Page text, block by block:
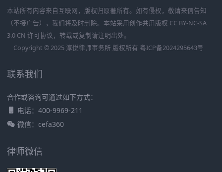
本站所有内容来自互联网，版权归原著所有。如有侵权，敬请来信告知
（不接广告），我们将及时删除。本站采用创作共用版权 CC BY-NC-SA
3.0 CN 许可协议，转载或复制请注明出处。
Copyright © 2025 淳悦律师事务所 版权所有 粤ICP备2024295643号
联系我们
合作或咨询可通过如下方式：
电话：400-9969-211
微信：cefa360
律师微信